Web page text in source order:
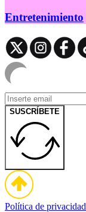
Entretenimiento
SUSCRÍBETE
Política de privacidad